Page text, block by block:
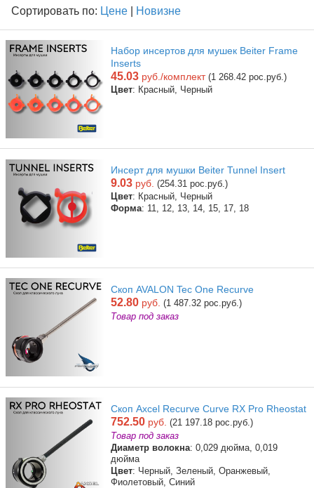
Сортировать по: Цене Новизне
Набор инсертов для мушек Beiter Frame
Inserts
45.03 руб./комплект (1 268.42 рос.руб.)
Цвет: Красный, Черный
Инсерт для мушки Beiter Tunnel Insert
9.03 руб. (254.31 рос.руб.)
Цвет: Красный, Черный
Форма: 11, 12, 13, 14, 15, 17, 18
Скоп AVALON Tec One Recurve
52.80 руб. (1 487.32 рос.руб.)
Товар под заказ
Скоп Axcel Recurve Curve RX Pro Rheostat
752.50 руб. (21 197.18 рос.руб.)
Товар под заказ
Диаметр волокна: 0,029 дюйма, 0,019
дюйма
Цвет: Черный, Зеленый, Оранжевый,
Фиолетовый, Синий